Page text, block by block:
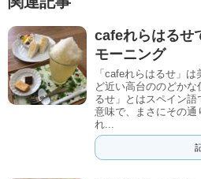
cafeれらはるせ
モーニング
「cafeれらはるせ」
ど近い高台ののどか
るせ」とはスペイン語
意味で、まさにその通
れ...